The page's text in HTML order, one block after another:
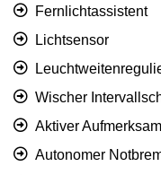
Fernlichtassistent
Lichtsensor
Wischer
Aktiver
Autonomer